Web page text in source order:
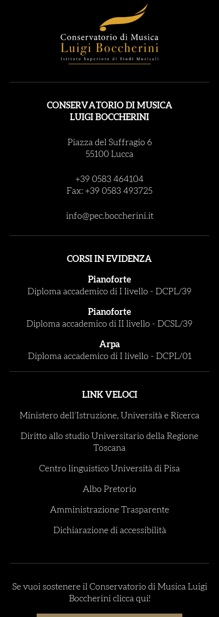
CONSERVATORIO DI MUSICA
LUIGI BOCCHERINI
Piazza del Suffragio 6
55100 Lucca
+39 0583 464104
Fax: +39 0583 493725
info@pec.boccherini.it
CORSI IN EVIDENZA
Pianoforte
Diploma accademico di I livello - DCPL/39
Pianoforte
Diploma accademico di II livello - DCSL/39
Arpa
Diploma accademico di I livello - DCPL/01
LINK VELOCI
Ministero dell’Istruzione, Università e Ricerca
Diritto allo studio Universitario della Regione
Toscana
Centro linguistico Università di Pisa
Albo Pretorio
Amministrazione Trasparente
Dichiarazione di accessibilità
Se vuoi sostenere il Conservatorio di Musica Luigi
Boccherini clicca qui!